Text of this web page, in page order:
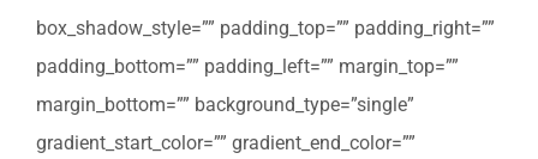
box_shadow_style=”” padding_top=”” padding_right=””
padding_bottom=”” padding_left=”” margin_top=””
margin_bottom=”” background_type=”single”
gradient_start_color=”” gradient_end_color=””